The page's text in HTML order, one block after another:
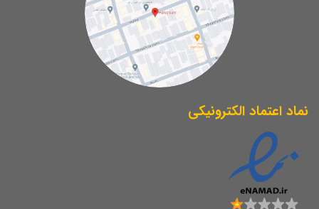
نماد اعتماد الکترونیکی